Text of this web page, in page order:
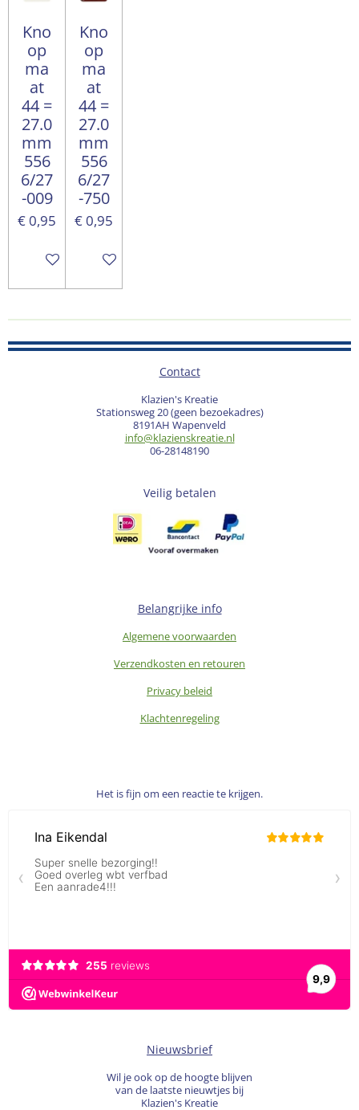
Kno
op
ma
at
44 =
27.0
mm
556
6/27
-009
€ 0,95
In winkelwagen
Kno
op
ma
at
44 =
27.0
mm
556
6/27
-750
€ 0,95
In winkelwagen
Contact
Klazien's Kreatie
Stationsweg 20 (geen bezoekadres)
8191AH Wapenveld
info@klazienskreatie.nl
06-28148190
Veilig betalen
Belangrijke info
Algemene voorwaarden
Verzendkosten en retouren
Privacy beleid
Klachtenregeling
Het is fijn om een reactie te krijgen.
Nieuwsbrief
Wil je ook op de hoogte blijven
van de laatste nieuwtjes bij
Klazien's Kreatie